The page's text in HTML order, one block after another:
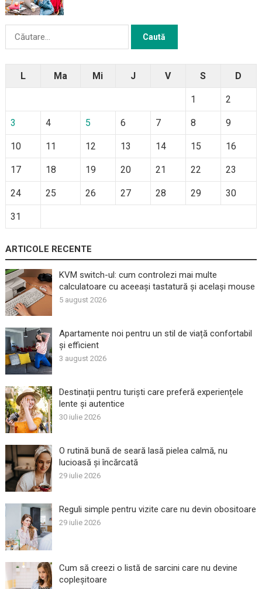
L Ma Mi J V S D
1 2
3 4 5 6 7 8 9
10 11 12 13 14 15 16
17 18 19 20 21 22 23
24 25 26 27 28 29 30
31
ARTICOLE RECENTE
KVM switch-ul: cum controlezi mai multe
calculatoare cu aceeași tastatură și același mouse
5 august 2026
Apartamente noi pentru un stil de viață confortabil
și efficient
3 august 2026
Destinații pentru turiști care preferă experiențele
lente și autentice
30 iulie 2026
O rutină bună de seară lasă pielea calmă, nu
lucioasă și încărcată
29 iulie 2026
Reguli simple pentru vizite care nu devin obositoare
29 iulie 2026
Cum să creezi o listă de sarcini care nu devine
copleșitoare